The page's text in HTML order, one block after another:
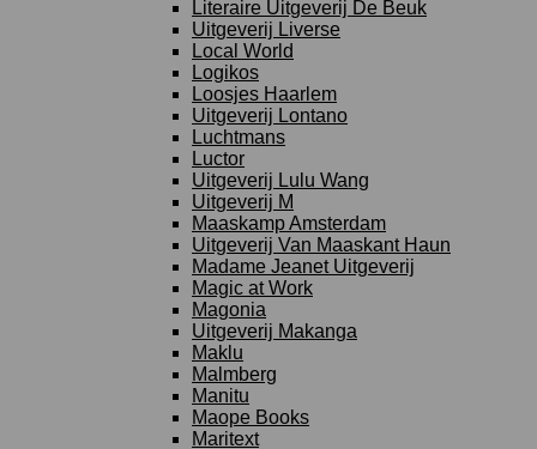
Literaire Uitgeverij De Beuk
Uitgeverij Liverse
Local World
Logikos
Loosjes Haarlem
Uitgeverij Lontano
Luchtmans
Luctor
Uitgeverij Lulu Wang
Uitgeverij M
Maaskamp Amsterdam
Uitgeverij Van Maaskant Haun
Madame Jeanet Uitgeverij
Magic at Work
Magonia
Uitgeverij Makanga
Maklu
Malmberg
Manitu
Maope Books
Maritext